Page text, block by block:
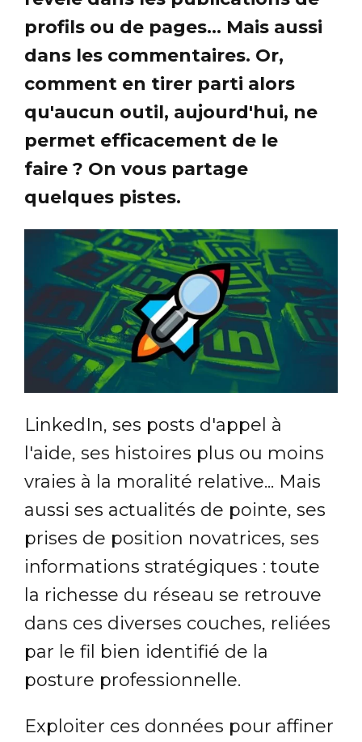
profils ou de pages... Mais aussi
dans les commentaires. Or,
comment en tirer parti alors
qu'aucun outil, aujourd'hui, ne
permet efficacement de le
faire ? On vous partage
quelques pistes.
LinkedIn, ses posts d'appel à
l'aide, ses histoires plus ou moins
vraies à la moralité relative... Mais
aussi ses actualités de pointe, ses
prises de position novatrices, ses
informations stratégiques : toute
la richesse du réseau se retrouve
dans ces diverses couches, reliées
par le fil bien identifié de la
posture professionnelle.
Exploiter ces données pour affiner